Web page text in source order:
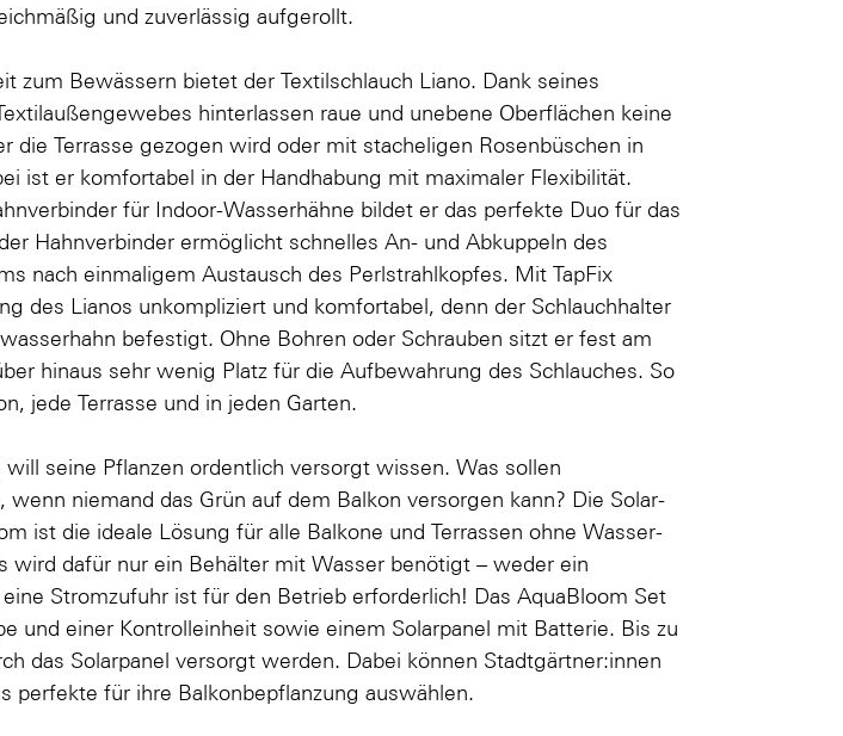
und zuverlässig aufgerollt.
zum Bewässern bietet der Textilschlauch Liano. Dank seines
hinterlassen raue und unebene Oberflächen keine
die Terrasse gezogen wird oder mit stacheligen Rosenbüschen in
ist er komfortabel in der Handhabung mit maximaler Flexibilität.
für Indoor-Wasserhähne bildet er das perfekte Duo für das
Hahnverbinder ermöglicht schnelles An- und Abkuppeln des
nach einmaligem Austausch des Perlstrahlkopfes. Mit TapFix
des Lianos unkompliziert und komfortabel, denn der Schlauchhalter
befestigt. Ohne Bohren oder Schrauben sitzt er fest am
hinaus sehr wenig Platz für die Aufbewahrung des Schlauches. So
jede Terrasse und in jeden Garten.
seine Pflanzen ordentlich versorgt wissen. Was sollen
wenn niemand das Grün auf dem Balkon versorgen kann? Die Solar-
ist die ideale Lösung für alle Balkone und Terrassen ohne Wasser-
wird dafür nur ein Behälter mit Wasser benötigt – weder ein
Stromzufuhr ist für den Betrieb erforderlich! Das AquaBloom Set
und einer Kontrolleinheit sowie einem Solarpanel mit Batterie. Bis zu
das Solarpanel versorgt werden. Dabei können Stadtgärtner:innen
perfekte für ihre Balkonbepflanzung auswählen.